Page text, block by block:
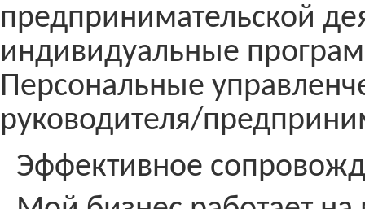
предпринимательской
индивидуальные
Персональные
руководителя/
Эффективное